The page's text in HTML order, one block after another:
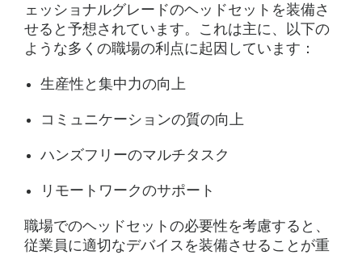
ェッショナルグレードのヘッドセットを装備さ
せると予想されています。これは主に、以下の
ような多くの職場の利点に起因しています：
生産性と集中力の向上
コミュニケーションの質の向上
ハンズフリーのマルチタスク
リモートワークのサポート
職場でのヘッドセットの必要性を考慮すると、
従業員に適切なデバイスを装備させることが重